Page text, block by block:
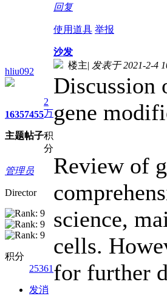
回复
使用道具 举报
hliu092
1635
主题
7455
帖子
2
万
积
分
管理员
Director
积分
25361
发消
沙发
楼主| 发表于 2021-2-4
Discussion
gene
Review of
science,
cells.
for further